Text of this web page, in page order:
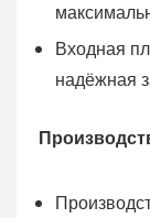
Входная
надёжная